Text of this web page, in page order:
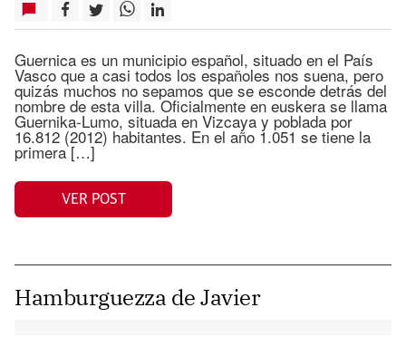
Guernica es un municipio español, situado en el País
Vasco que a casi todos los españoles nos suena, pero
quizás muchos no sepamos que se esconde detrás del
nombre de esta villa. Oficialmente en euskera se llama
Guernika-Lumo, situada en Vizcaya y poblada por
16.812 (2012) habitantes. En el año 1.051 se tiene la
primera […]
VER POST
Hamburguezza de Javier